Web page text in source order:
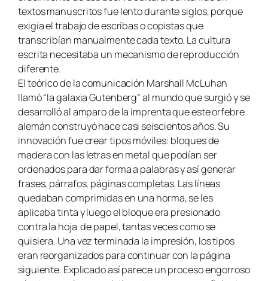
textos manuscritos fue lento durante siglos, porque
exigía el trabajo de escribas o copistas que
transcribían manualmente cada texto. La cultura
escrita necesitaba un mecanismo de reproducción
diferente.
El teórico de la comunicación Marshall McLuhan
llamó “la galaxia Gutenberg” al mundo que surgió y se
desarrolló al amparo de la imprenta que este orfebre
alemán construyó hace casi seiscientos años. Su
innovación fue crear tipos móviles: bloques de
madera con las letras en metal que podían ser
ordenados para dar forma a palabras y así generar
frases, párrafos, páginas completas. Las líneas
quedaban comprimidas en una horma, se les
aplicaba tinta y luego el bloque era presionado
contra la hoja de papel, tantas veces como se
quisiera. Una vez terminada la impresión, los tipos
eran reorganizados para continuar con la página
siguiente. Explicado así parece un proceso engorroso